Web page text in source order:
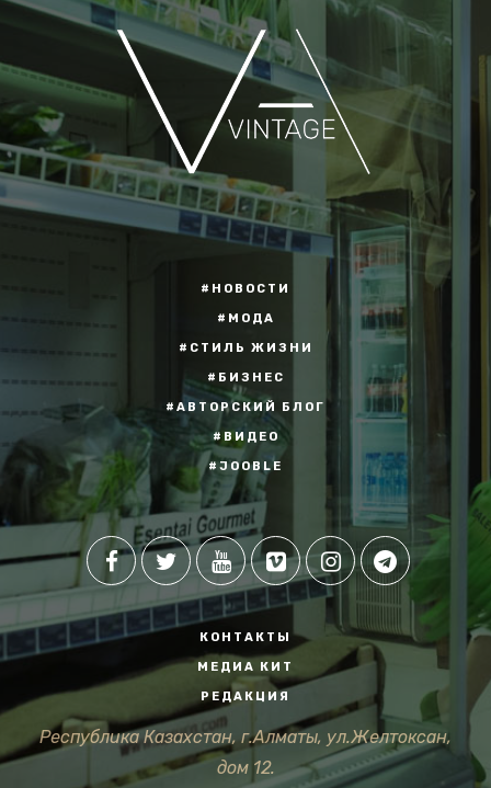
#НОВОСТИ
#МОДА
#СТИЛЬ ЖИЗНИ
#БИЗНЕС
#АВТОРСКИЙ БЛОГ
#ВИДЕО
#JOOBLE
КОНТАКТЫ
МЕДИА КИТ
РЕДАКЦИЯ
Республика Казахстан, г.Алматы, ул.Желтоксан,
дом 12.